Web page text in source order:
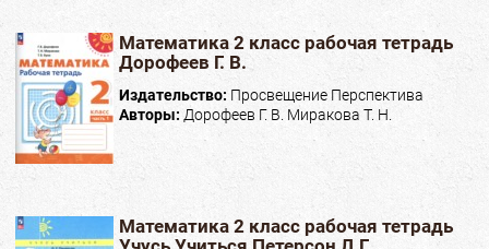
Математика 2 класс рабочая тетрадь
Дорофеев Г. В.
Издательство: Просвещение Перспектива
Авторы: Дорофеев Г. В. Миракова Т. Н.
Математика 2 класс рабочая тетрадь